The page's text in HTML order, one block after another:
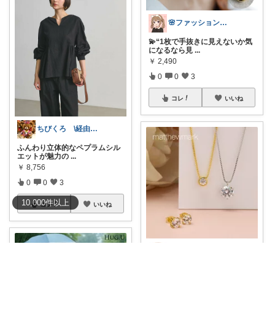
10,000件以上
ちびくろ \経由購入ありがとうござます/
ふんわり立体的なペプラムシル
エットが魅力の ...
￥ 8,756
0 0 3
コレ いいね
🌸ファッションハナコの可愛さラボ🌸
💫“1枚で手抜きに見えないか気
になるなら見 ...
￥ 2,490
0 0 3
コレ いいね